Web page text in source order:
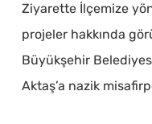
Ziyarette İlçemize
projeler hakkında
Büyükşehir
Aktaş’a nazik